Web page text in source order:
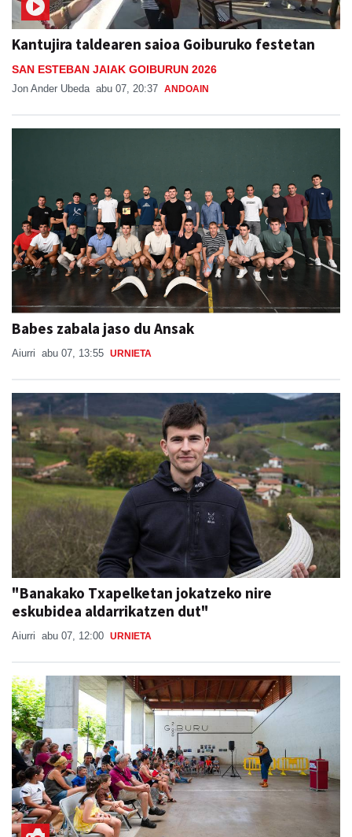
Kantujira taldearen saioa Goiburuko festetan
SAN ESTEBAN JAIAK GOIBURUN 2026
Jon Ander Ubeda abu 07, 20:37 ANDOAIN
Babes zabala jaso du Ansak
Aiurri abu 07, 13:55 URNIETA
"Banakako Txapelketan jokatzeko nire
eskubidea aldarrikatzen dut"
Aiurri abu 07, 12:00 URNIETA